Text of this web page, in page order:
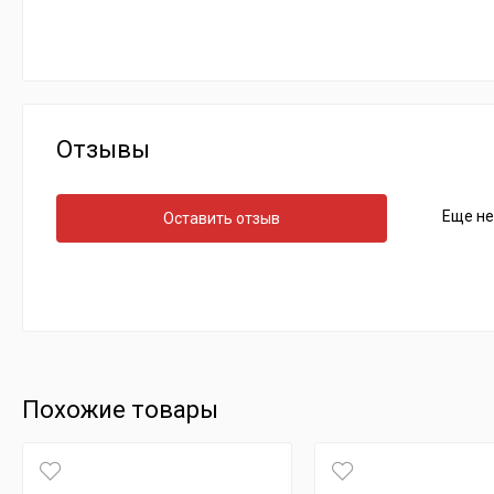
Отзывы
Оставить отзыв Еще
Похожие товары